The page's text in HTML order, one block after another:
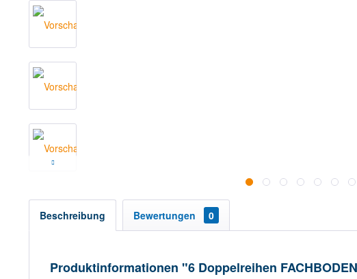
Beschreibung Bewertungen 0
Produktinformationen "6 Doppelreihen